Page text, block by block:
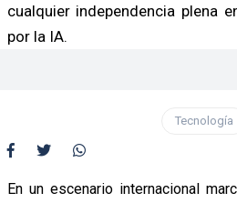
cualquier independencia plena
por la IA.
Tecnología
En un escenario internacional